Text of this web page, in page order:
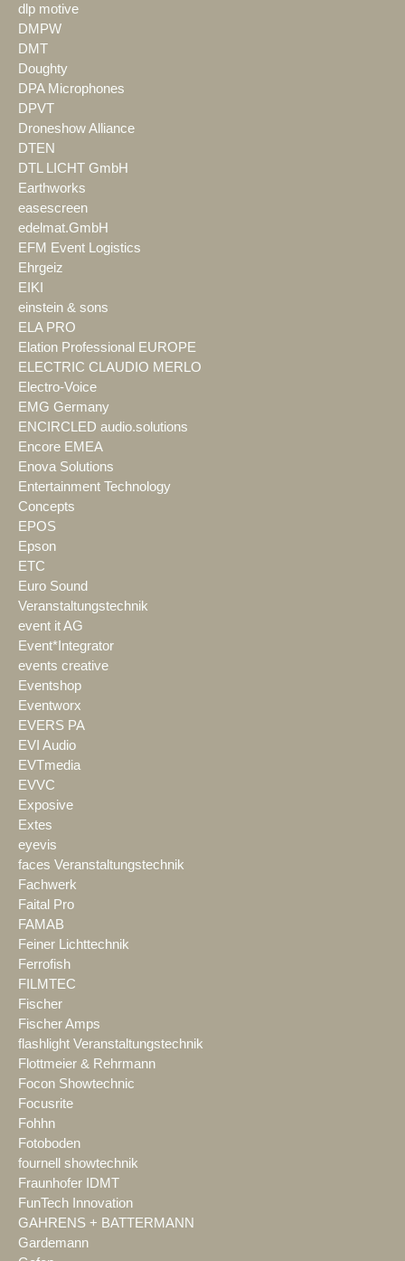
dlp motive
DMPW
DMT
Doughty
DPA Microphones
DPVT
Droneshow Alliance
DTEN
DTL LICHT GmbH
Earthworks
easescreen
edelmat.GmbH
EFM Event Logistics
Ehrgeiz
EIKI
einstein & sons
ELA PRO
Elation Professional EUROPE
ELECTRIC CLAUDIO MERLO
Electro-Voice
EMG Germany
ENCIRCLED audio.solutions
Encore EMEA
Enova Solutions
Entertainment Technology
Concepts
EPOS
Epson
ETC
Euro Sound
Veranstaltungstechnik
event it AG
Event*Integrator
events creative
Eventshop
Eventworx
EVERS PA
EVI Audio
EVTmedia
EVVC
Exposive
Extes
eyevis
faces Veranstaltungstechnik
Fachwerk
Faital Pro
FAMAB
Feiner Lichttechnik
Ferrofish
FILMTEC
Fischer
Fischer Amps
flashlight Veranstaltungstechnik
Flottmeier & Rehrmann
Focon Showtechnic
Focusrite
Fohhn
Fotoboden
fournell showtechnik
Fraunhofer IDMT
FunTech Innovation
GAHRENS + BATTERMANN
Gardemann